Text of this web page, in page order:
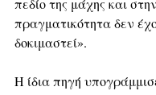
πραγματικότητα δεν
δοκιμαστεί».
Η ίδια πηγή